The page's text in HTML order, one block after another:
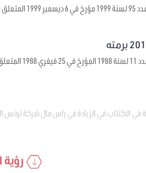
ما قبل الشحن
الثقافية
في الاكتتاب في الزيادة في راس مال شركة تونس
رؤية